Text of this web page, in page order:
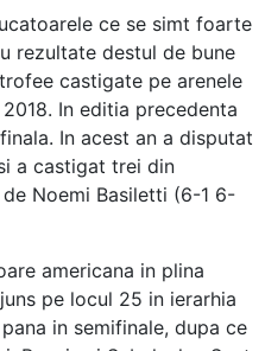
ce se simt foarte
rezultate destul de bune
castigate pe arenele
In editia precedenta
In acest an a disputat
a castigat trei din
Noemi Basiletti (6-1 6-
americana in plina
pe locul 25 in ierarhia
in semifinale, dupa ce